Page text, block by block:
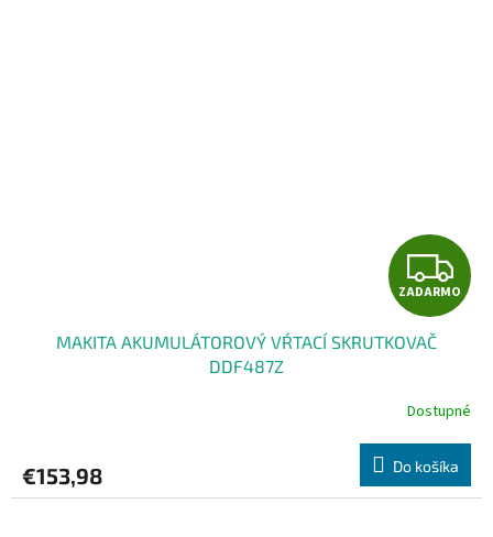
Z
A
A
R
M
ZADARMO
MAKITA AKUMULÁTOROVÝ VŔTACÍ SKRUTKOVAČ
DDF487Z
Dostupné
€153,98 Do košíka